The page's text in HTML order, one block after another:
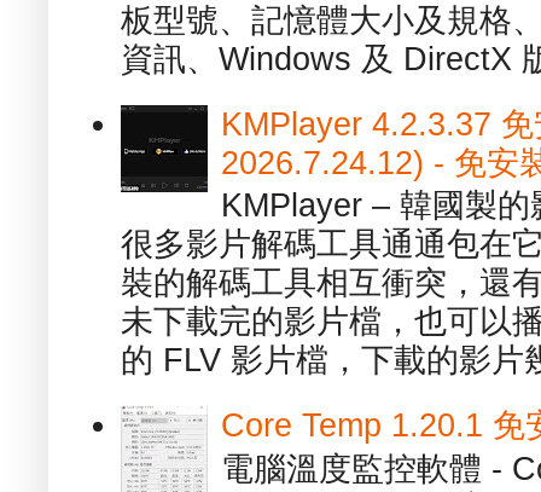
板型號、記憶體大小及規格
資訊、Windows 及 DirectX
KMPlayer 4.2.3.37
2026.7.24.12) - 免安
KMPlayer – 韓國製
很多影片解碼工具通通包在
裝的解碼工具相互衝突，還
未下載完的影片檔，也可以
的 FLV 影片檔，下載的影片
Core Temp 1.20.1 免
電腦溫度監控軟體 -